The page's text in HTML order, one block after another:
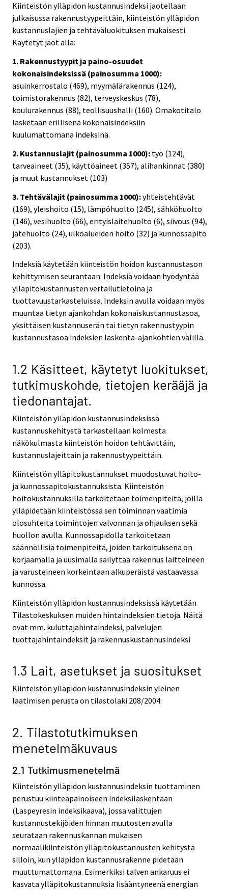
Kiinteistön ylläpidon kustannusindeksi jaotellaan
julkaisussa rakennustyypeittäin, kiinteistön ylläpidon
kustannuslajien ja tehtäväluokituksen mukaisesti.
Käytetyt jaot alla:
1. Rakennustyypit ja paino-osuudet
kokonaisindeksissä (painosumma 1000):
asuinkerrostalo (469), myymälärakennus (124),
toimistorakennus (82), terveyskeskus (78),
koulurakennus (88), teollisuushalli (160). Omakotitalo
lasketaan erillisenä kokonaisindeksiin
kuulumattomana indeksinä.
2. Kustannuslajit (painosumma 1000): työ (124),
tarveaineet (35), käyttöaineet (357), alihankinnat (380)
ja muut kustannukset (103)
3. Tehtävälajit (painosumma 1000):yhteistehtävät
(169), yleishoito (15), lämpöhuolto (245), sähköhuolto
(146), vesihuolto (66), erityislaitehuolto (6), siivous (94),
jätehuolto (24), ulkoalueiden hoito (32) ja kunnossapito
(203).
Indeksiä käytetään kiinteistön hoidon kustannustason
kehittymisen seurantaan. Indeksiä voidaan hyödyntää
ylläpitokustannusten vertailutietoina ja
tuottavuustarkasteluissa. Indeksin avulla voidaan myös
muuntaa tietyn ajankohdan kokonaiskustannustasoa,
yksittäisen kustannuserän tai tietyn rakennustyypin
kustannustasoa indeksien laskenta-ajankohtien välillä.
1.2 Käsitteet, käytetyt luokitukset,
tutkimuskohde, tietojen kerääjä ja
tiedonantajat.
Kiinteistön ylläpidon kustannusindeksissä
kustannuskehitystä tarkastellaan kolmesta
näkökulmasta kiinteistön hoidon tehtävittäin,
kustannuslajeittain ja rakennustyypeittäin.
Kiinteistön ylläpitokustannukset muodostuvat hoito-
ja kunnossapitokustannuksista. Kiinteistön
hoitokustannuksilla tarkoitetaan toimenpiteitä, joilla
ylläpidetään kiinteistössä sen toiminnan vaatimia
olosuhteita toimintojen valvonnan ja ohjauksen sekä
huollon avulla. Kunnossapidolla tarkoitetaan
säännöllisiä toimenpiteitä, joiden tarkoituksena on
korjaamalla ja uusimalla säilyttää rakennus laitteineen
ja varusteineen korkeintaan alkuperäistä vastaavassa
kunnossa.
Kiinteistön ylläpidon kustannusindeksissä käytetään
Tilastokeskuksen muiden hintaindeksien tietoja. Näitä
ovat mm. kuluttajahintaindeksi, palvelujen
tuottajahintaindeksit ja rakennuskustannusindeksi
1.3 Lait, asetukset ja suositukset
Kiinteistön ylläpidon kustannusindeksin yleinen
laatimisen perusta on tilastolaki 208/2004.
2. Tilastotutkimuksen
menetelmäkuvaus
2.1 Tutkimusmenetelmä
Kiinteistön ylläpidon kustannusindeksin tuottaminen
perustuu kiinteäpainoiseen indeksilaskentaan
(Laspeyresin indeksikaava), jossa valittujen
kustannustekijöiden hinnan muutosten avulla
seurataan rakennuskannan mukaisen
normaalikiinteistön ylläpitokustannusten kehitystä
silloin, kun ylläpidon kustannusrakenne pidetään
muuttumattomana. Esimerkiksi talven ankaruus ei
kasvata ylläpitokustannuksia lisääntyneenä energian